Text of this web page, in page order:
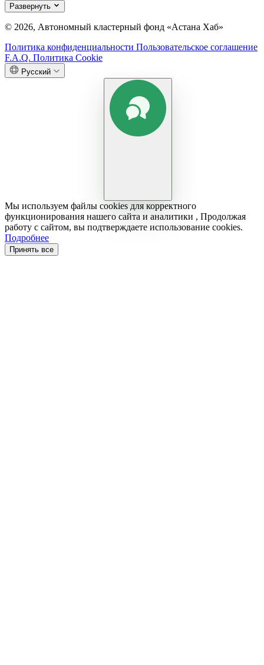
Развернуть
© 2026, Автономный кластерный фонд «Астана Хаб»
Политика конфиденциальности Пользовательское соглашение
F.A.Q. Политика Cookie
Русский
Мы используем файлы cookies для корректного
функционирования нашего сайта и аналитики , Продолжая
работу с сайтом, вы подтверждаете использование cookies.
Подробнее
Принять все